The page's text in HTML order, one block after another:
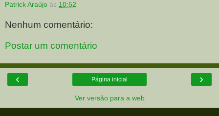
Patrick Araújo às 10:52
Nenhum comentário:
Postar um comentário
‹ ›
Página inicial
Ver versão para a web